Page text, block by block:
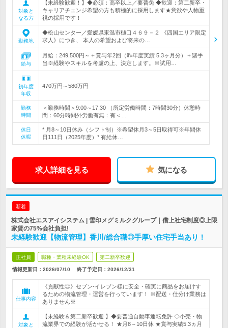
対象と
なる方
【未経験歓迎！】◆必須：高卒以上／要普免 ◆歓迎：第二新卒・
キャリアチェンジ希望の方も積極的に採用します★意欲や人物重
視の採用です！
勤務地
◆松山センター／愛媛県東温市樋口４６９－２ 《四国エリア限定
求人》につき、 本人の希望および将来の…
給与
月給：249,500円～＋賞与年2回（昨年度実績 5.3ヶ月分）＋諸手
当※経験やスキルを考慮の上、決定します。※試用…
初年度
年収
470万円～580万円
勤務
時間
＜勤務時間＞9:00～17:30 （所定労働時間：7時間30分）休憩時
間：60分時間外労働有無：有＜…
休日
休暇
* 月8～10日休み（シフト制）※希望休月3～5日取得可※年間休
日111日（2025年度）* 有給休…
求人詳細を見る 気になる
新着
株式会社エスアイシステム | 雪印メグミルクグループ｜借上社宅制度◎上限
家賃の75%会社負担!
未経験歓迎【物流管理】香川/総合職◎手厚い住宅手当あり！
正社員 職種・業種未経験OK 第二新卒歓迎
情報更新日：2026/07/10 終了予定日： 2026/12/31
仕事内容
《貢献性◎》セブン‐イレブン様に安全・確実に商品をお届けす
るための物流管理・運営を行っています！ ※配送・仕分け業務は
ありません※
対象と
【未経験＆第二新卒歓迎 】◆要普通自動車運転免許 ◇小売・物
流業界での経験が活かせる！ ★月8～10日休 ★賞与実績5.3ヵ月